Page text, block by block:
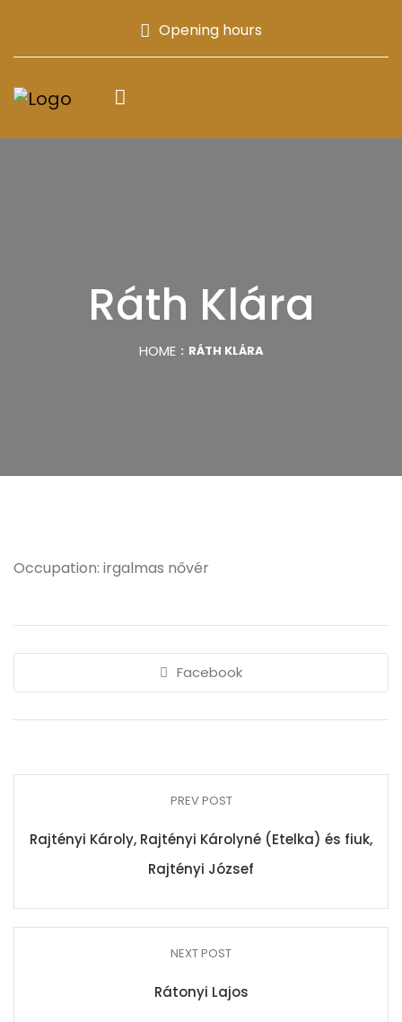
Opening hours
Ráth Klára
HOME RÁTH KLÁRA
Occupation: irgalmas nővér
Facebook
PREV POST
Rajtényi Károly, Rajtényi Károlyné (Etelka) és fiuk,
Rajtényi József
NEXT POST
Rátonyi Lajos